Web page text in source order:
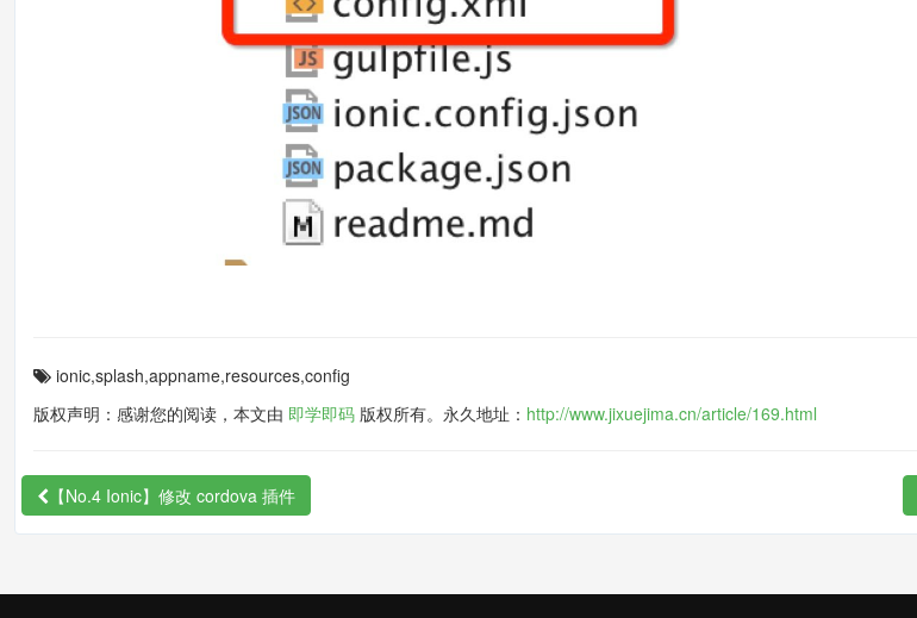
ionic,splash,appname,resources,config
版权声明：感谢您的阅读，本文由 即学即码 版权所有。永久地址： http://www.jixuejima.cn/article/169.html
【No.4 Ionic】修改 cordova 插件